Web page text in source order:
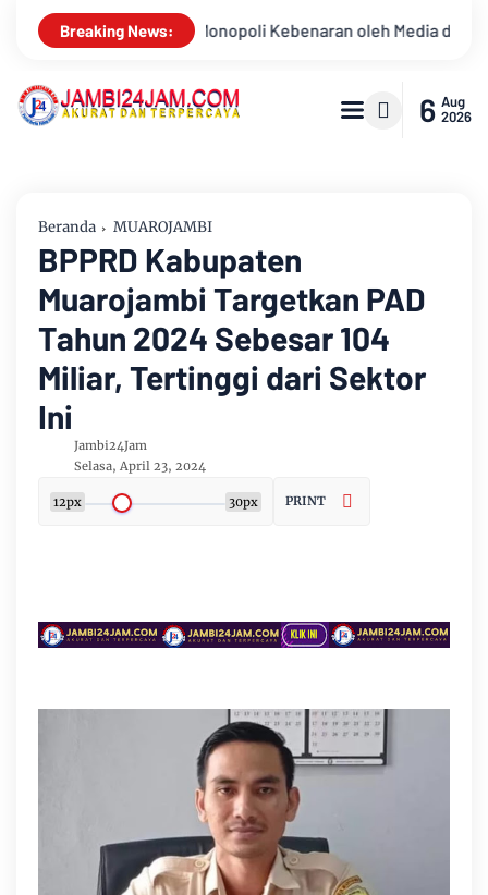
Breaking News:
Media dan Aktivis Kemarau Memuncak, Debit Sungai
6 Aug
2026
Beranda MUAROJAMBI
BPPRD Kabupaten
Muarojambi Targetkan PAD
Tahun 2024 Sebesar 104
Miliar, Tertinggi dari Sektor
Ini
Jambi24Jam
Selasa, April 23, 2024
12px 30px PRINT